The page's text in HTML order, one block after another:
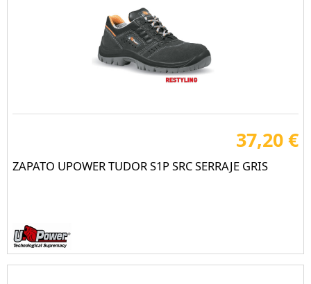
37,20 €
ZAPATO UPOWER TUDOR S1P SRC SERRAJE GRIS